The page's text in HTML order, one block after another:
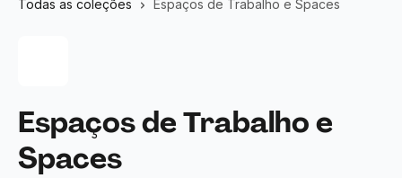
Todas as coleções Espaços de Trabalho e Spaces
Espaços de Trabalho e
Spaces